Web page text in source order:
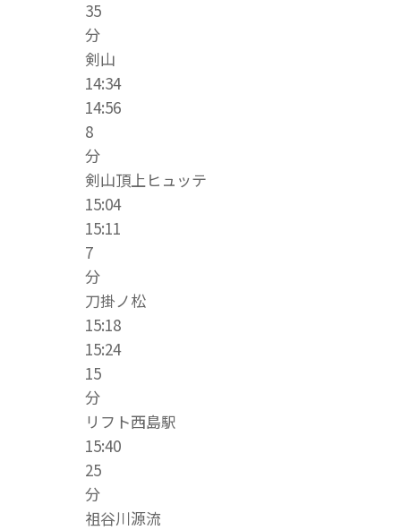
35
分
剣山
14:34
14:56
8
分
剣山頂上ヒュッテ
15:04
15:11
7
分
刀掛ノ松
15:18
15:24
15
分
リフト西島駅
15:40
25
分
祖谷川源流